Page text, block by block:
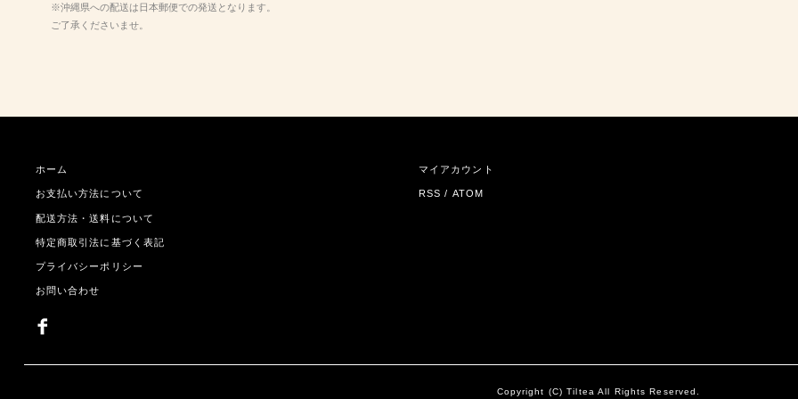
※沖縄県への配送は日本郵便での発送となります。
ご了承くださいませ。
ホーム
お支払い方法について
配送方法・送料について
特定商取引法に基づく表記
プライバシーポリシー
お問い合わせ
マイアカウント
RSS / ATOM
Copyright (C) Tiltea All Rights Reserved.